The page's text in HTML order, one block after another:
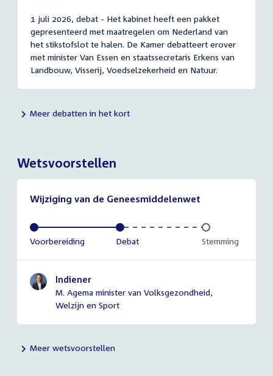
1 juli 2026, debat - Het kabinet heeft een pakket
gepresenteerd met maatregelen om Nederland van
het stikstofslot te halen. De Kamer debatteert erover
met minister Van Essen en staatssecretaris Erkens van
Landbouw, Visserij, Voedselzekerheid en Natuur.
Meer debatten in het kort
Wetsvoorstellen
Wijziging van de Geneesmiddelenwet
Voltooid:
Voorbereiding Voltooid:
Debat Onvoltooid:
Stemming
Indiener
M. Agema minister van Volksgezondheid,
Welzijn en Sport
Meer wetsvoorstellen